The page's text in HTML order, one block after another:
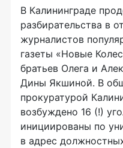
В Калининграде
разбирательства в
журналистов
газеты «Новые
братьев Олега и
Дины Якшиной. В
прокуратурой
возбуждено 16 (!)
инициированы по
в адрес